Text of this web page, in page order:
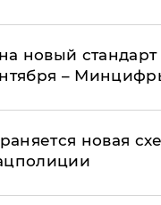
новый
–
новая